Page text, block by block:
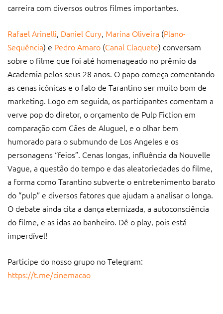
carreira com diversos outros filmes importantes.
Rafael Arinelli, Daniel Cury, Marina Oliveira (Plano-
Sequência) e Pedro Amaro (Canal Claquete) conversam
sobre o filme que foi até homenageado no prêmio da
Academia pelos seus 28 anos. O papo começa comentando
as cenas icônicas e o fato de Tarantino ser muito bom de
marketing. Logo em seguida, os participantes comentam a
verve pop do diretor, o orçamento de Pulp Fiction em
comparação com Cães de Aluguel, e o olhar bem
humorado para o submundo de Los Angeles e os
personagens “feios”. Cenas longas, influência da Nouvelle
Vague, a questão do tempo e das aleatoriedades do filme,
a forma como Tarantino subverte o entretenimento barato
do “pulp” e diversos fatores que ajudam a analisar o longa.
O debate ainda cita a dança eternizada, a autoconsciência
do filme, e as idas ao banheiro. Dê o play, pois está
imperdível!
Participe do nosso grupo no Telegram:
https://t.me/cinemacao